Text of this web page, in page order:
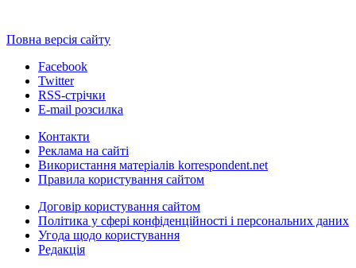
Повна версія сайту
Facebook
Twitter
RSS-стрічки
E-mail розсилка
Контакти
Реклама на сайті
Використання матеріалів korrespondent.net
Правила користування сайтом
Договір користування сайтом
Політика у сфері конфіденційності і персональних даних
Угода щодо користування
Редакція